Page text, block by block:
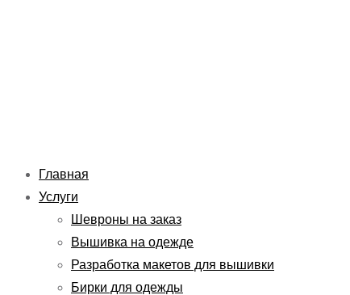
Главная
Услуги
Шевроны на заказ
Вышивка на одежде
Разработка макетов для вышивки
Бирки для одежды